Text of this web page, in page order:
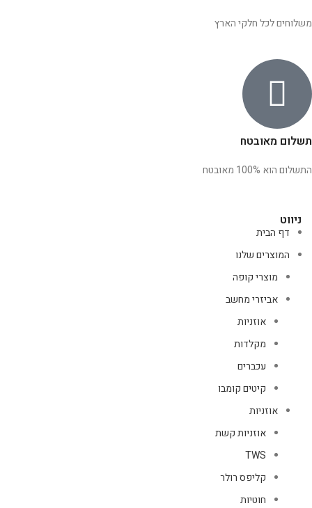
משלוחים לכל חלקי הארץ
תשלום מאובטח
התשלום הוא 100% מאובטח
ניווט
דף הבית
המוצרים שלנו
מוצרי קופה
אביזרי מחשב
אוזניות
מקלדות
עכברים
קיטים קומבו
אוזניות
אוזניות קשת
TWS
קליפס רולר
חוטיות